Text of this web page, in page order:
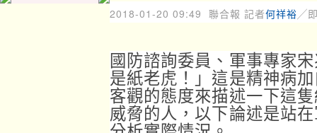
2018-01-20 09:49 聯合報 記者何祥裕╱
國防諮詢委員、軍事專家
是紙老虎！」這是精神病
客觀的態度來描述一下這
威脅的人，以下論述是站